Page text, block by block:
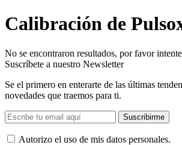
Calibración de
No se encontraron resultados, por favor
Suscríbete a nuestro Newsletter
Se el primero en enterarte de las últimas
novedades que traemos para ti.
Suscribirme
Autorizo ​​el uso de mis datos personales.